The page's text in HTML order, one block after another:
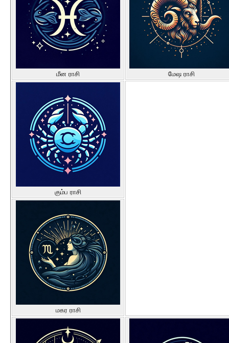
மீன ராசி மேஷ ராசி
கும்ப ராசி
மகர ராசி